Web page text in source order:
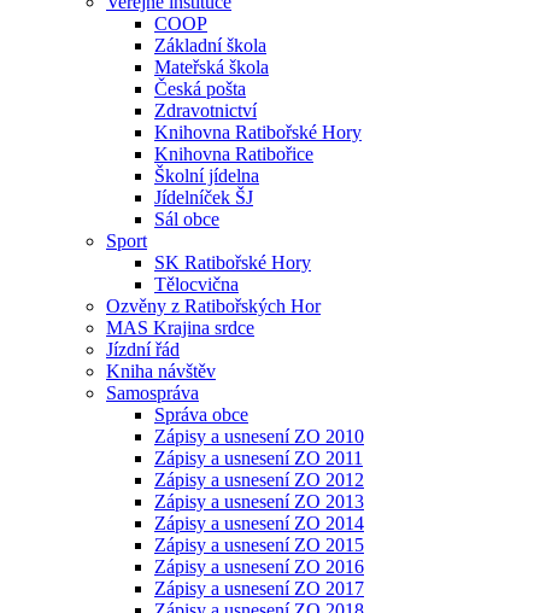
COOP
Základní škola
Mateřská škola
Česká pošta
Zdravotnictví
Knihovna Ratibořské Hory
Knihovna Ratibořice
Školní jídelna
Jídelníček ŠJ
Sál obce
Sport
SK Ratibořské Hory
Tělocvična
Ozvěny z Ratibořských Hor
MAS Krajina srdce
Jízdní řád
Kniha návštěv
Samospráva
Správa obce
Zápisy a usnesení ZO 2010
Zápisy a usnesení ZO 2011
Zápisy a usnesení ZO 2012
Zápisy a usnesení ZO 2013
Zápisy a usnesení ZO 2014
Zápisy a usnesení ZO 2015
Zápisy a usnesení ZO 2016
Zápisy a usnesení ZO 2017